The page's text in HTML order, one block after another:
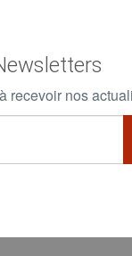
recevoir nos